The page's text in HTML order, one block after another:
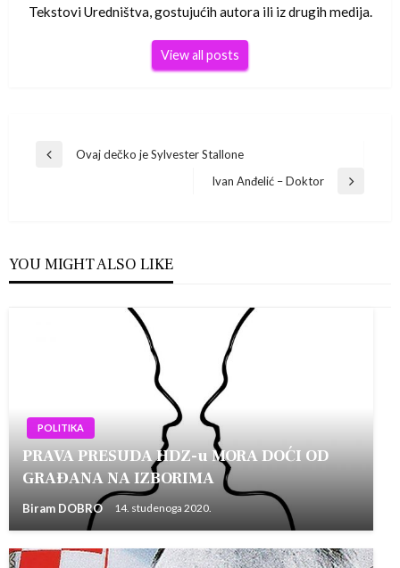
Tekstovi Uredništva, gostujućih autora ili iz drugih medija.
View all posts
Navigacija
Previous
Ovaj dečko je Sylvester Stallone
Next
Ivan Anđelić – Doktor
YOU MIGHT ALSO LIKE
POLITIKA
PRAVA PRESUDA HDZ-u MORA DOĆI OD
GRAĐANA NA IZBORIMA
Biram DOBRO 14. studenoga 2020.